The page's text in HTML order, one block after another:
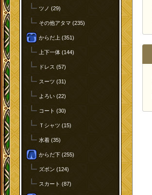
ツノ (29)
その他アタマ (235)
からだ上 (351)
上下一体 (144)
ドレス (57)
スーツ (31)
よろい (22)
コート (30)
Ｔシャツ (15)
水着 (35)
からだ下 (255)
ズボン (124)
スカート (87)